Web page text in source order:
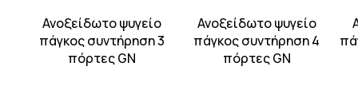
Ανοξείδωτο ψυγείο
πάγκος συντήρηση 3
πόρτες GN
Ανοξείδωτο ψυγείο
πάγκος συντήρηση 4
πόρτες GN